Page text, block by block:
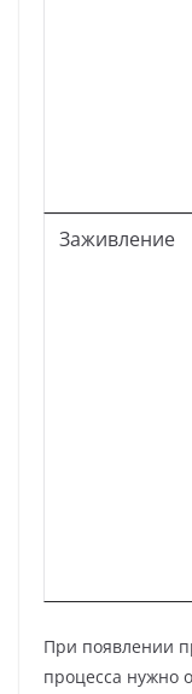
Заживление
При появлении
процесса нужно